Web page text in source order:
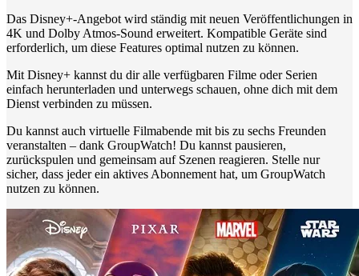
Das Disney+-Angebot wird ständig mit neuen Veröffentlichungen in
4K und Dolby Atmos-Sound erweitert. Kompatible Geräte sind
erforderlich, um diese Features optimal nutzen zu können.
Mit Disney+ kannst du dir alle verfügbaren Filme oder Serien
einfach herunterladen und unterwegs schauen, ohne dich mit dem
Dienst verbinden zu müssen.
Du kannst auch virtuelle Filmabende mit bis zu sechs Freunden
veranstalten – dank GroupWatch! Du kannst pausieren,
zurückspulen und gemeinsam auf Szenen reagieren. Stelle nur
sicher, dass jeder ein aktives Abonnement hat, um GroupWatch
nutzen zu können.